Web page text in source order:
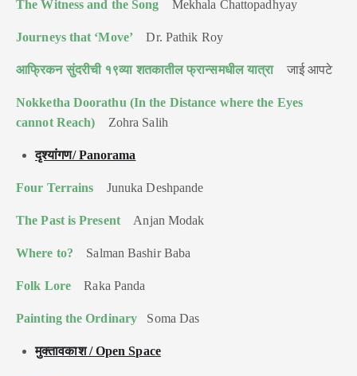
The Witness and the Song Mekhala Chattopadhyay
Journeys that ‘Move’ Dr. Pathik Roy
आफ्रिकन सुंदरीची १९व्या शतकातील फ्रान्समधील यात्रा जाई आपटे
Nokketha Doorathu (In the Distance where the Eyes
cannot Reach) Zohra Salih
दृश्यांगण/ Panorama
Four Terrains Junuka Deshpande
The Past is Present Anjan Modak
Where to? Salman Bashir Baba
Folk Lore Raka Panda
Painting the Ordinary Soma Das
मुक्तावकाश / Open Space